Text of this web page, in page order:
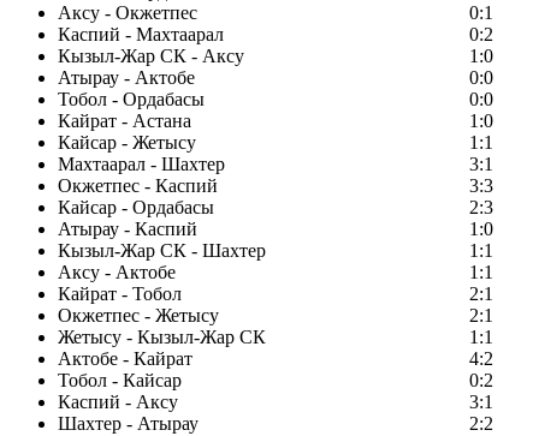
Аксу - Окжетпес
0:1
Каспий - Махтаарал
0:2
Кызыл-Жар СК - Аксу
1:0
Атырау - Актобе
0:0
Тобол - Ордабасы
0:0
Кайрат - Астана
1:0
Кайсар - Жетысу
1:1
Махтаарал - Шахтер
3:1
Окжетпес - Каспий
3:3
Кайсар - Ордабасы
2:3
Атырау - Каспий
1:0
Кызыл-Жар СК - Шахтер
1:1
Аксу - Актобе
1:1
Кайрат - Тобол
2:1
Окжетпес - Жетысу
2:1
Жетысу - Кызыл-Жар СК
1:1
Актобе - Кайрат
4:2
Тобол - Кайсар
0:2
Каспий - Аксу
3:1
Шахтер - Атырау
2:2